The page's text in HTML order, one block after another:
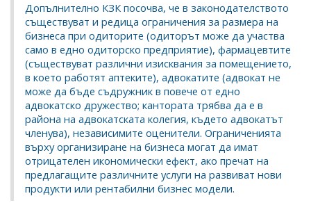
Допълнително КЗК посочва, че в законодателството
съществуват и редица ограничения за размера на
бизнеса при одиторите (одиторът може да участва
само в едно одиторско предприятие), фармацевтите
(съществуват различни изисквания за помещението,
в което работят аптеките), адвокатите (адвокат не
може да бъде съдружник в повече от едно
адвокатско дружество; кантората трябва да е в
района на адвокатската колегия, където адвокатът
членува), независимите оценители. Ограниченията
върху организиране на бизнеса могат да имат
отрицателен икономически ефект, ако пречат на
предлагащите различните услуги на развиват нови
продукти или рентабилни бизнес модели.